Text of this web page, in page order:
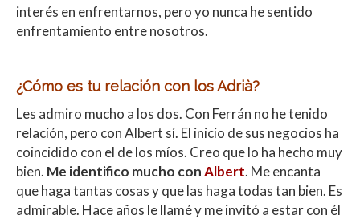
interés en enfrentarnos, pero yo nunca he sentido
enfrentamiento entre nosotros.
¿Cómo es tu relación con los Adrià?
Les admiro mucho a los dos. Con Ferrán no he tenido
relación, pero con Albert sí. El inicio de sus negocios ha
coincidido con el de los míos. Creo que lo ha hecho muy
bien. Me identifico mucho conAlbert. Me encanta
que haga tantas cosas y que las haga todas tan bien. Es
admirable. Hace años le llamé y me invitó a estar con él